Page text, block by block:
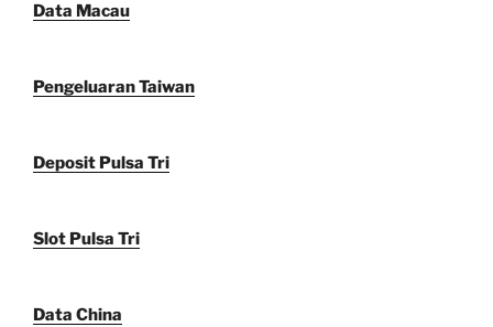
Data Macau
Pengeluaran Taiwan
Deposit Pulsa Tri
Slot Pulsa Tri
Data China